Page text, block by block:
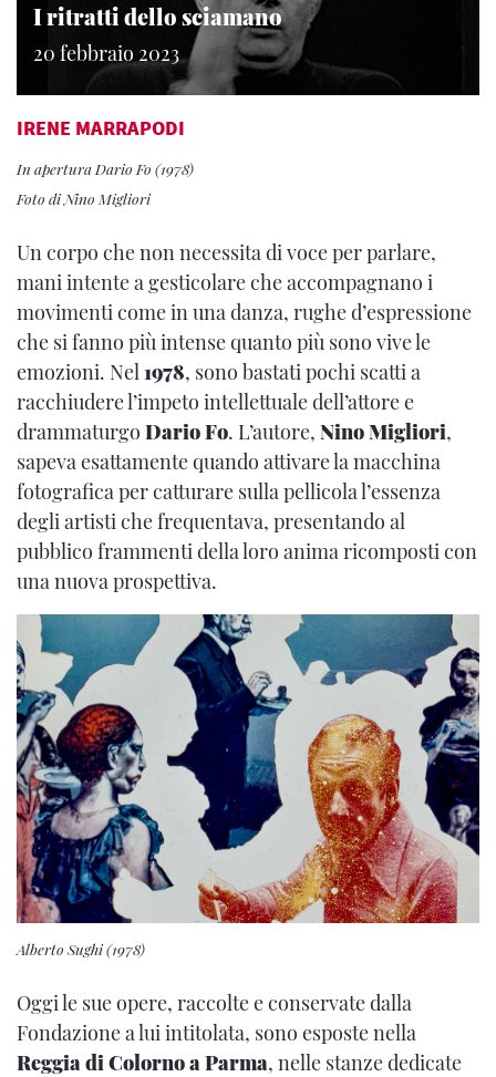
I ritratti dello sciamano
20 febbraio 2023
IRENE MARRAPODI
In apertura Dario Fo (1978)
Foto di Nino Migliori
Un corpo che non necessita di voce per parlare,
mani intente a gesticolare che accompagnano i
movimenti come in una danza, rughe d’espressione
che si fanno più intense quanto più sono vive le
emozioni. Nel1978, sono bastati pochi scatti a
racchiudere l’impeto intellettuale dell’attore e
drammaturgo Dario Fo. L’autore, Nino Migliori,
sapeva esattamente quando attivare la macchina
fotografica per catturare sulla pellicola l’essenza
degli artisti che frequentava, presentando al
pubblico frammenti della loro anima ricomposti con
una nuova prospettiva.
Alberto Sughi (1978)
Oggi le sue opere, raccolte e conservate dalla
Fondazione a lui intitolata, sono esposte nella
Reggia di Colorno a Parma, nelle stanze dedicate